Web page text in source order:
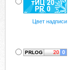
Цвет надписи